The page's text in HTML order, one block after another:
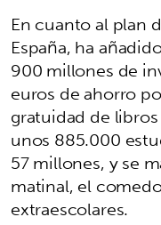
En cuanto al plan
España, ha
900 millones de
euros de ahorro
gratuidad de
unos 885.000
57 millones, y se
matinal, el
extraescolares.